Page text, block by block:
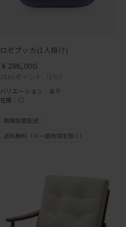
ロゼプッカ(1人掛け)
2860ポイント （1％）
￥286,000
バリエーション：あり
在庫：○